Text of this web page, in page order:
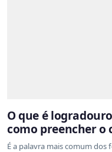
O que é
como preencher o
É a palavra mais comum